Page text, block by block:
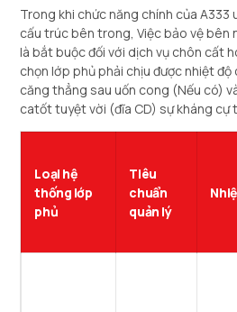
Trong khi chức năng chính của A333
cấu trúc bên trong, Việc bảo vệ bên
là bắt buộc đối với dịch vụ chôn cất
chọn lớp phủ phải chịu được nhiệt
căng thẳng sau uốn cong (Nếu có)
catốt tuyệt vời (đĩa CD) sự kháng cự
Loại hệ
thống lớp
phủ
Tiêu
chuẩn
quản lý